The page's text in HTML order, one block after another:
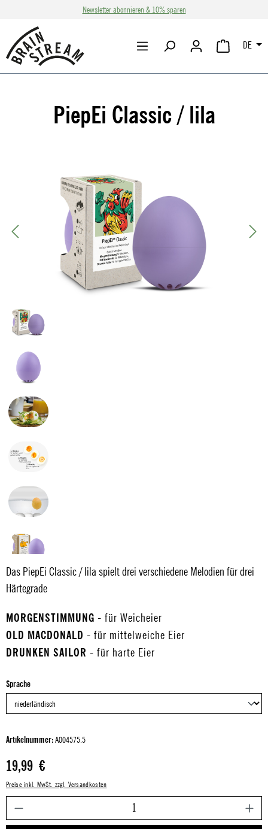
Zum Hauptinhalt springenNewsletter abonnieren & 10% sparen
DE
PiepEi Classic / lila
Bildergalerie überspringen
Das PiepEi Classic / lila spielt drei verschiedene Melodien für drei
Härtegrade
MORGENSTIMMUNG - für Weicheier
OLD MACDONALD - für mittelweiche Eier
DRUNKEN SAILOR - für harte Eier
Spracheauswählen
Artikelnummer:A004575.5
Regulärer Preis:
19,99 €
Preise inkl. MwSt. zzgl. Versandkosten